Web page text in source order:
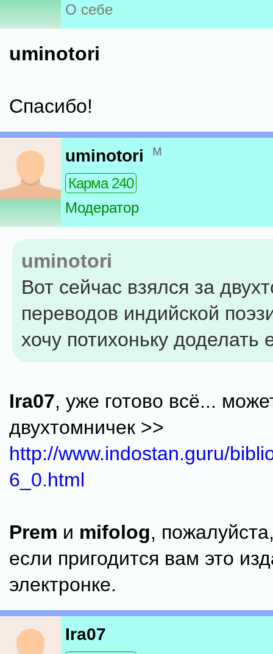
О себе
uminotori
Спасибо!
uminotori м
Карма 240
Модератор
uminotori
Вот сейчас взялся за
переводов индийской
хочу потихоньку доделать
Ira07, уже готово всё...
двухтомничек >>
http://www.indostan.guru/
6_0.html
Prem и mifolog,
если пригодится вам это
электронке.
Ira07